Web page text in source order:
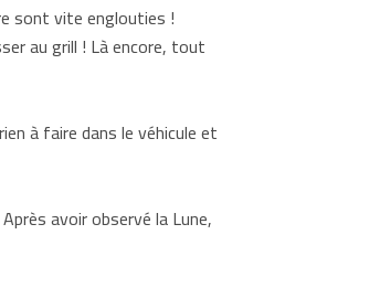
sont vite englouties !
au grill ! Là encore, tout
à faire dans le véhicule et
avoir observé la Lune,